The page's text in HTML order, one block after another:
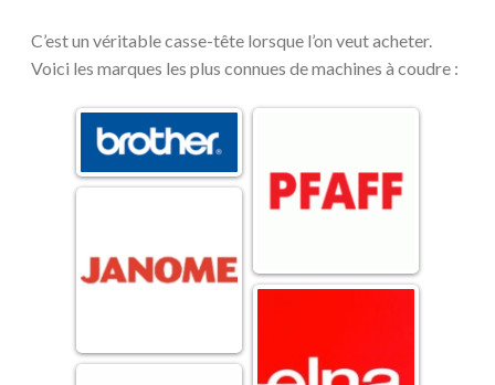
C’est un véritable casse-tête lorsque l’on veut acheter.
Voici les marques les plus connues de machines à coudre :